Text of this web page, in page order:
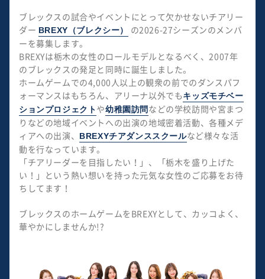
ブレックスの試合やイベントにとって欠かせないチアリー
ダー BREXY（ブレクシー）
の2026-27シーズンのメンバ
ーを募集します。
BREXYは栃木の女性のロールモデルとなるべく、2007年
のブレックスの発足と同時に誕生しました。
ホームゲームでの4,000人以上の観衆の前でのダンスパフ
ォーマンスはもちろん、アリーナ以外でもキッズモチベー
ションプロジェクトや幼稚園訪問 などの学校訪問や宮まつ
りなどの地域イベントへの出演の地域密着活動、各種メデ
ィアへの出演、
BREXYチアダンススクールなど様々な活
動を行なっています。
「チアリーダーを目指したい！」、「栃木を盛り上げた
い！」という熱い想いを持った元気な女性のご応募をお待
ちしてます！
ブレックスのホームゲームをBREXYとして、カッコよく、
華やかにしませんか!?